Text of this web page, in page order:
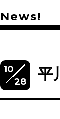
News!
10
28
平